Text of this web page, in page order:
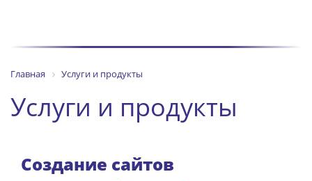
Главная Услуги и продукты
Услуги и продукты
Создание сайтов